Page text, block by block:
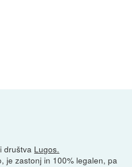
društva Lugos.
je zastonj in 100% legalen, pa